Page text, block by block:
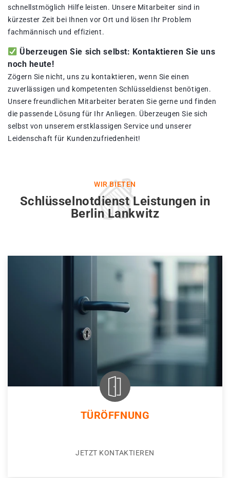
schnellstmöglich Hilfe leisten. Unsere Mitarbeiter sind in
kürzester Zeit bei Ihnen vor Ort und lösen Ihr Problem
fachmännisch und effizient.
Überzeugen Sie sich selbst: Kontaktieren Sie uns
noch heute!
Zögern Sie nicht, uns zu kontaktieren, wenn Sie einen
zuverlässigen und kompetenten Schlüsseldienst benötigen.
Unsere freundlichen Mitarbeiter beraten Sie gerne und finden
die passende Lösung für Ihr Anliegen. Überzeugen Sie sich
selbst von unserem erstklassigen Service und unserer
Leidenschaft für Kundenzufriedenheit!
WIR BIETEN
Schlüsselnotdienst Leistungen in
Berlin Lankwitz
TÜRÖFFNUNG
JETZT KONTAKTIEREN